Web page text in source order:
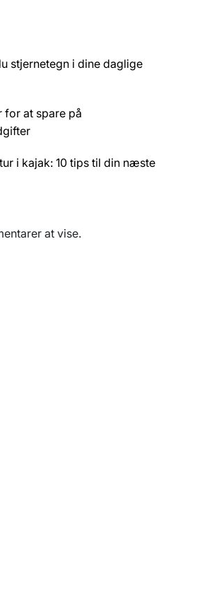
stjernetegn i dine daglige
for at spare på
i kajak: 10 tips til din næste
at vise.